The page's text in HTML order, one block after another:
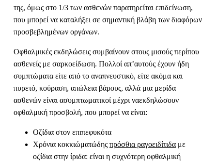
της, όμως στο 1/3 των ασθενών παρατηρείται επιδείνωση,
που μπορεί να καταλήξει σε σημαντική βλάβη των διαφόρων
προσβεβλημένων οργάνων.
Οφθαλμικές εκδηλώσεις συμβαίνουν στους μισούς περίπου
ασθενείς με σαρκοείδωση. Πολλοί απ’αυτούς έχουν ήδη
συμπτώματα είτε από το αναπνευστικό, είτε ακόμα και
πυρετό, κούραση, απώλεια βάρους, αλλά μια μερίδα
ασθενών είναι ασυμπτωματικοί μέχρι ναεκδηλώσουν
οφθαλμική προσβολή, που μπορεί να είναι:
Οζίδια στον επιπεφυκότα
Χρόνια κοκκιώματώδης πρόσθια ραγοειδίτιδα με
οζίδια στην ίριδα: είναι η συχνότερη οφθαλμική